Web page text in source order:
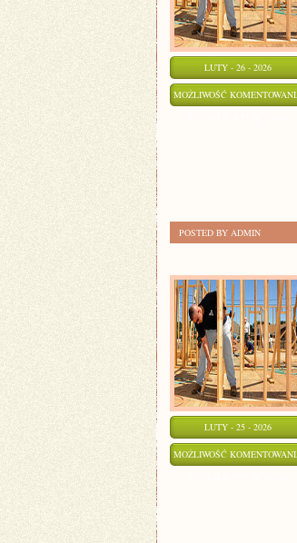
LUTY - 26 - 2026
MOŻLIWOŚĆ
POSTED BY ADMIN
LUTY - 25 - 2026
MOŻLIWOŚĆ